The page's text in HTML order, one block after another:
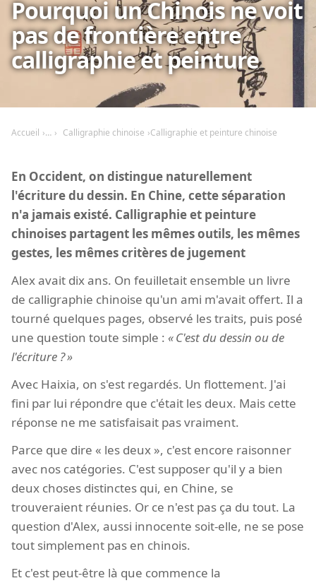
Pourquoi un Chinois ne voit
pas de frontière entre
calligraphie et peinture
Accueil Calligraphie chinoise Calligraphie et peinture chinoise
En Occident, on distingue naturellement
l'écriture du dessin. En Chine, cette séparation
n'a jamais existé. Calligraphie et peinture
chinoises partagent les mêmes outils, les mêmes
gestes, les mêmes critères de jugement
Alex avait dix ans. On feuilletait ensemble un livre
de calligraphie chinoise qu'un ami m'avait offert. Il a
tourné quelques pages, observé les traits, puis posé
une question toute simple :
C'est du dessin ou de
l'écriture ?
Avec Haixia, on s'est regardés. Un flottement. J'ai
fini par lui répondre que c'était les deux. Mais cette
réponse ne me satisfaisait pas vraiment.
Parce que dire « les deux », c'est encore raisonner
avec nos catégories. C'est supposer qu'il y a bien
deux choses distinctes qui, en Chine, se
trouveraient réunies. Or ce n'est pas ça du tout. La
question d'Alex, aussi innocente soit-elle, ne se pose
tout simplement pas en chinois.
Et c'est peut-être là que commence la